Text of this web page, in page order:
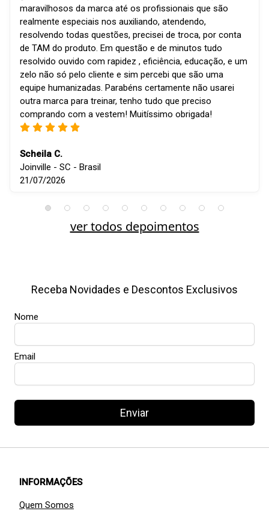
maravilhosos da marca até os profissionais que são
realmente especiais nos auxiliando, atendendo,
resolvendo todas questões, precisei de troca, por conta
de TAM do produto. Em questão e de minutos tudo
resolvido ouvido com rapidez , eficiência, educação, e um
zelo não só pelo cliente e sim percebi que são uma
equipe humanizadas. Parabéns certamente não usarei
outra marca para treinar, tenho tudo que preciso
comprando com a vestem! Muitíssimo obrigada!
Scheila C.
Joinville - SC - Brasil
21/07/2026
ver todos depoimentos
Receba Novidades e Descontos Exclusivos
Nome
Email
Enviar
INFORMAÇÕES
Quem Somos